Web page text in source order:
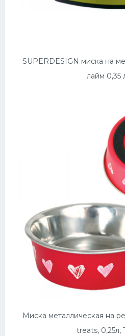
SUPERDESIGN миска на
лайм 0,35
Миска металлическая на
treats, 0,25л,